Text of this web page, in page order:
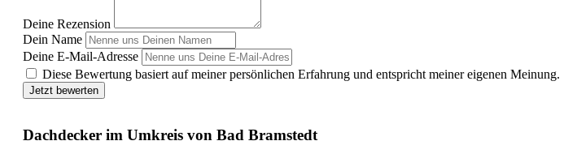
Deine Rezension
Dein Name
Deine E-Mail-Adresse
Diese Bewertung basiert auf meiner persönlichen Erfahrung und entspricht meiner eigenen Meinung.
Jetzt bewerten
Dachdecker im Umkreis von Bad Bramstedt